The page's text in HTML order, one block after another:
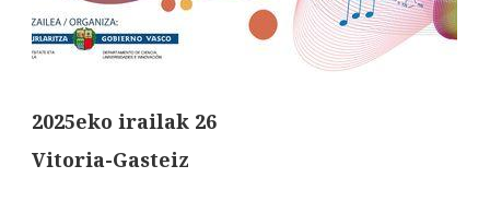
2025eko irailak 26
Vitoria-Gasteiz